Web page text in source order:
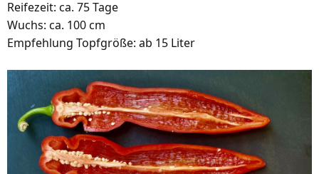
Reifezeit: ca. 75 Tage
Wuchs: ca. 100 cm
Empfehlung Topfgröße: ab 15 Liter